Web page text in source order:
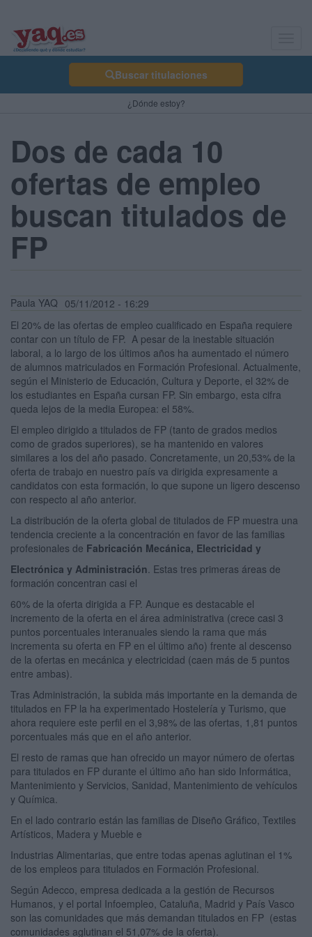
Buscar titulaciones
¿Dónde estoy?
Dos de cada 10
ofertas de empleo
buscan titulados de
FP
Paula YAQ 05/11/2012 - 16:29
El 20% de las ofertas de empleo cualificado en España requiere
contar con un título de FP. A pesar de la inestable situación
laboral, a lo largo de los últimos años ha aumentado el número
de alumnos matriculados en Formación Profesional. Actualmente,
según el Ministerio de Educación, Cultura y Deporte, el 32% de
los estudiantes en España cursan FP. Sin embargo, esta cifra
queda lejos de la media Europea: el 58%.
El empleo dirigido a titulados de FP (tanto de grados medios
como de grados superiores), se ha mantenido en valores
similares a los del año pasado. Concretamente, un 20,53% de la
oferta de trabajo en nuestro país va dirigida expresamente a
candidatos con esta formación, lo que supone un ligero descenso
con respecto al año anterior.
La distribución de la oferta global de titulados de FP muestra una
tendencia creciente a la concentración en favor de las familias
profesionales de Fabricación Mecánica, Electricidad y
Electrónica y Administración. Estas tres primeras áreas de
formación concentran casi el
60% de la oferta dirigida a FP. Aunque es destacable el
incremento de la oferta en el área administrativa (crece casi 3
puntos porcentuales interanuales siendo la rama que más
incrementa su oferta en FP en el último año) frente al descenso
de la ofertas en mecánica y electricidad (caen más de 5 puntos
entre ambas).
Tras Administración, la subida más importante en la demanda de
titulados en FP la ha experimentado Hostelería y Turismo, que
ahora requiere este perfil en el 3,98% de las ofertas, 1,81 puntos
porcentuales más que en el año anterior.
El resto de ramas que han ofrecido un mayor número de ofertas
para titulados en FP durante el último año han sido Informática,
Mantenimiento y Servicios, Sanidad, Mantenimiento de vehículos
y Química.
En el lado contrario están las familias de Diseño Gráfico, Textiles
Artísticos, Madera y Mueble e
Industrias Alimentarias, que entre todas apenas aglutinan el 1%
de los empleos para titulados en Formación Profesional.
Según Adecco, empresa dedicada a la gestión de Recursos
Humanos, y el portal Infoempleo, Cataluña, Madrid y País Vasco
son las comunidades que más demandan titulados en FP (estas
comunidades aglutinan el 51,07% de la oferta).